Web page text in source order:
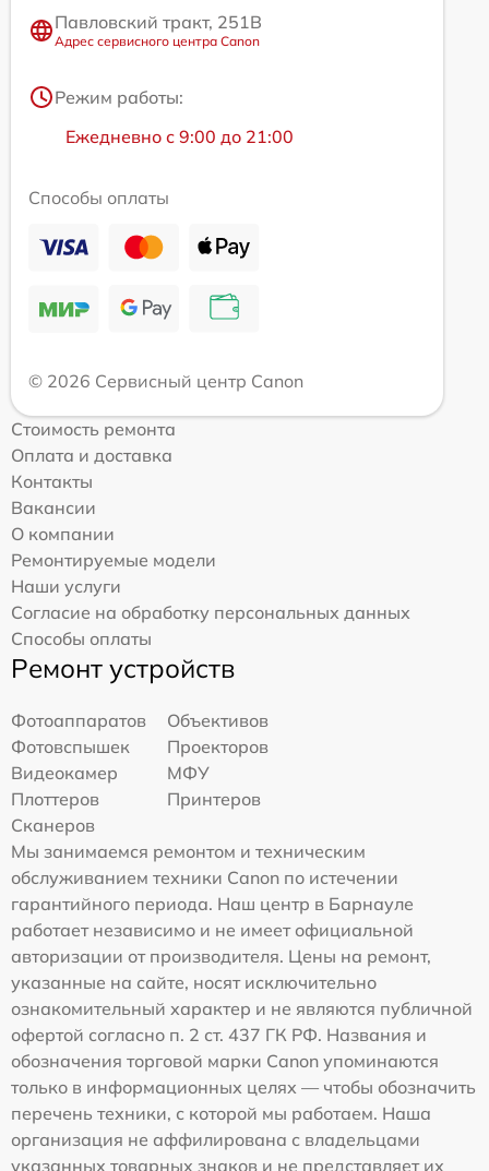
Павловский тракт, 251В
Адрес сервисного центра Canon
Режим работы:
Ежедневно с 9:00 до 21:00
Способы оплаты
© 2026 Сервисный центр Canon
Стоимость ремонта
Оплата и доставка
Контакты
Вакансии
О компании
Ремонтируемые модели
Наши услуги
Согласие на обработку персональных данных
Способы оплаты
Ремонт устройств
Фотоаппаратов
Объективов
Фотовспышек
Проекторов
Видеокамер
МФУ
Плоттеров
Принтеров
Сканеров
Мы занимаемся ремонтом и техническим
обслуживанием техники Canon по истечении
гарантийного периода. Наш центр в Барнауле
работает независимо и не имеет официальной
авторизации от производителя. Цены на ремонт,
указанные на сайте, носят исключительно
ознакомительный характер и не являются публичной
офертой согласно п. 2 ст. 437 ГК РФ. Названия и
обозначения торговой марки Canon упоминаются
только в информационных целях — чтобы обозначить
перечень техники, с которой мы работаем. Наша
организация не аффилирована с владельцами
указанных товарных знаков и не представляет их